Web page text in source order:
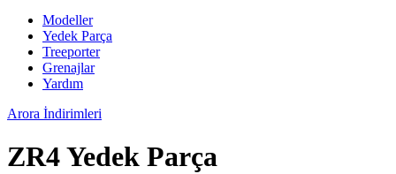
Modeller
Yedek Parça
Treeporter
Grenajlar
Yardım
Arora İndirimleri
ZR4 Yedek Parça